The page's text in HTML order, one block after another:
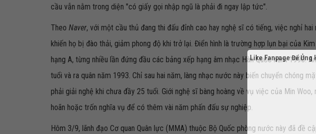
cầu vẫn nằm trong diện "có giấy gọi nhập ngũ là phải đi ngay lập tức".
Theo Naver, với một cầu thủ đang thi đấu đỉnh cao hay nghệ sĩ có tiếng, việc nghỉ
khiến họ bị đào thải, giảm phong độ khi trở lại. Điển hình là trường hợp lụn bại của
hạng A, từng nhiều lần đứng đầu các bảng xếp hạng âm nhạc Hàn Quốc năm 1990.
tuổi và ra quân năm 1993. Chỉ sau hai năm, làng nhạc nước này biến chuyển chóng
phải giải nghệ khi chưa đầy 25 tuổi. Giới nghệ sĩ bàng hoàng về vụ việc của Min
hoãn hoặc trốn nghĩa vụ để có thêm vài năm phấn đấu sự nghiệp.
Hôm 3/9, lãnh đạo Cơ quan Quân lực (MMA) thuộc Bộ Quốc phòng nước này đã đề
Like Fanpage Để Ủng